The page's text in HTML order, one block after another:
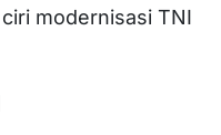
modernisasi TNI